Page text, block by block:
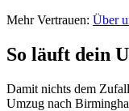
Mehr Vertrauen: Über
So läuft dein
Damit nichts dem
Umzug nach